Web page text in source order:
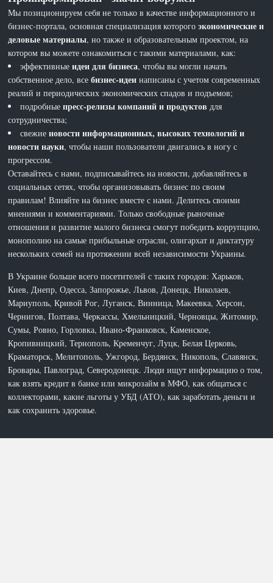
Мы позиционируем себя не только в качестве информационного и
бизнес-портала, основная специализация которогоэкономические и
деловые материалы, но также и образовательным проектом, на
котором вы можете ознакомиться с такими материалами, как:
эффективныеидеи для бизнеса, чтобы вы могли начать
собственное дело, всебизнес-идеи написаны с учетом современных
реалий и периодических экономических спадов и подъемов;
подробныепресс-релизы компаний и продуктов для
сотрудничества;
свежиеновости информационных, высоких технологий и
новости науки, чтобы наши пользователи двигались в ногу с
прогрессом.
Оставайтесь с нами, подписывайтесь на новости, добавляйтесь в
социальных сетях, чтобы организовывать бизнес по своим
правилам! Влияйте на бизнес вместе с нами. Делитесь своими
мнениями и комментариями. Только свободные рыночные
отношения и развитие малого бизнеса смогут победить коррупцию,
монополию на самые прибыльные отрасли, олигархат и диктатуру
нескольких семей на протяжении всей независимости Украины.
В Украине больше всего посетителей с таких городов: Харьков,
Киев, Днепр, Одесса, Запорожье, Львов, Донецк, Николаев,
Мариуполь, Кривой Рог, Луганск, Винница, Макеевка, Херсон,
Чернигов, Полтава, Черкассы, Хмельницкий, Черновцы, Житомир,
Сумы, Ровно, Горловка, Ивано-Франковск, Каменское,
Кропивницкий, Тернополь, Кременчуг, Луцк, Белая Церковь,
Краматорск, Мелитополь, Ужгород, Бердянск, Никополь, Славянск,
Бровары, Павлоград, Северодонецк. Люди ищут информацию о том,
как взять кредит в банке или микрозайм в МФО, как общаться с
коллекторами, какие льготы у УБД (АТО), как заработать деньги и
как сохранить здоровье.